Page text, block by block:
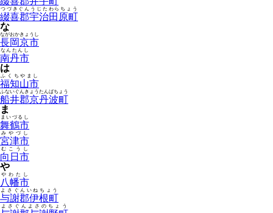
綴喜郡宇治田原町
つづきぐんうじたわらちょう
な
長岡京市
ながおかきょうし
南丹市
なんたんし
は
福知山市
ふくちやまし
船井郡京丹波町
ふないぐんきょうたんばちょう
ま
舞鶴市
まいづるし
宮津市
みやづし
向日市
むこうし
や
八幡市
やわたし
与謝郡伊根町
よさぐんいねちょう
よさぐんよさのちょう